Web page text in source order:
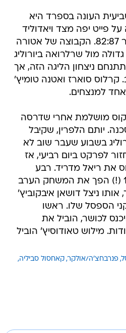
העונה בספרד היא
פייט יפה מצד ויאדוליד
כדי לנצח בסופו של דבר 82:87. הקבוצה של אטורה
מול שרלרואה ביורוליג
ניצחון הליגה הזה, אך
קרלוס סוארז ואטנה טומיץ'
מושלמת אחרי שדרסה
יותם הלפרין, שקיבל
בשבוע שעבר שוב לא
לפרקט ביום רביעי, אז
את ריאל מדריד. רבע
ראשון מדהים של 13:38 (!) הפך את המשחק הערב
ניצל דושאן איבקוביץ'
הספסל שלו. ראשו
לכושר, הוביל את
עם 19 נקודות. מילוש טאודוסיץ' הוביל
פנרבחצ'ה/אולקר קאחסול סביליה